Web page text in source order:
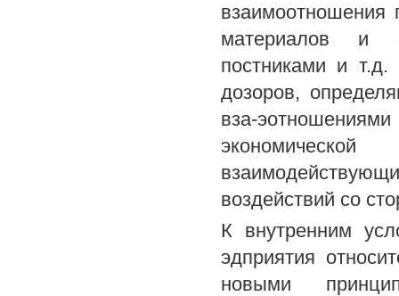
взаимоотношения
материалов и
постниками и т.д.
дозоров,
вза-
воздействий со
К внутренним
эдприятия
новыми